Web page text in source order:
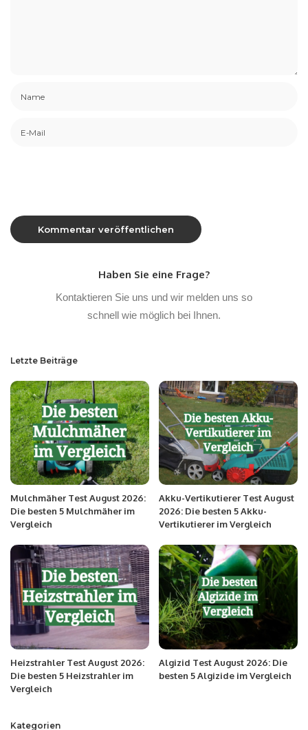
Haben Sie eine Frage?
Kontaktieren Sie uns und wir melden uns so
schnell wie möglich bei Ihnen.
Letzte Beiträge
Mulchmäher Test August 2026:
Die besten 5 Mulchmäher im
Vergleich
Akku-Vertikutierer Test August
2026: Die besten 5 Akku-
Vertikutierer im Vergleich
Heizstrahler Test August 2026:
Die besten 5 Heizstrahler im
Vergleich
Algizid Test August 2026: Die
besten 5 Algizide im Vergleich
Kategorien